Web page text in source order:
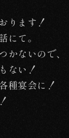
ります！
にて。
かないので、
ない！
種宴会に！